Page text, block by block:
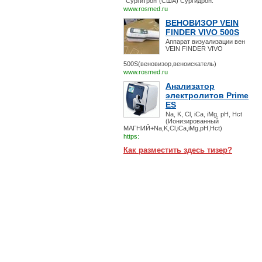
www.rosmed.ru
ВЕНОВИЗОР VEIN
FINDER VIVO 500S
Аппарат визуализации вен
VEIN FINDER VIVO
500S(веновизор,веноискатель)
www.rosmed.ru
Анализатор
электролитов Prime
ES
Na, K, Cl, iCa, iMg, pH, Hct
(Ионизированный
МАГНИЙ+Na,K,Cl,iCa,iMg,pH,Hct)
https:
Как разместить здесь тизер?